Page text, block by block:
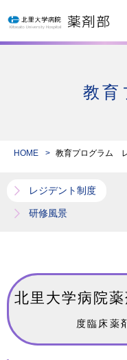
認定資格
業 績
職場改善（イベント情報）
募集案内
レジデント制度
レジデント修了生へQ&A
教育
HOME 教育プログラム
レジデント制度
研修風景
北里大学病院
度臨床薬